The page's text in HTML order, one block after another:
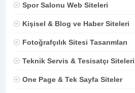
Spor Salonu Web Siteleri
Kişisel & Blog ve Haber Siteleri
Fotoğrafçılık Sitesi Tasarımları
Teknik Servis & Tesisatçı Siteleri
One Page & Tek Sayfa Siteler